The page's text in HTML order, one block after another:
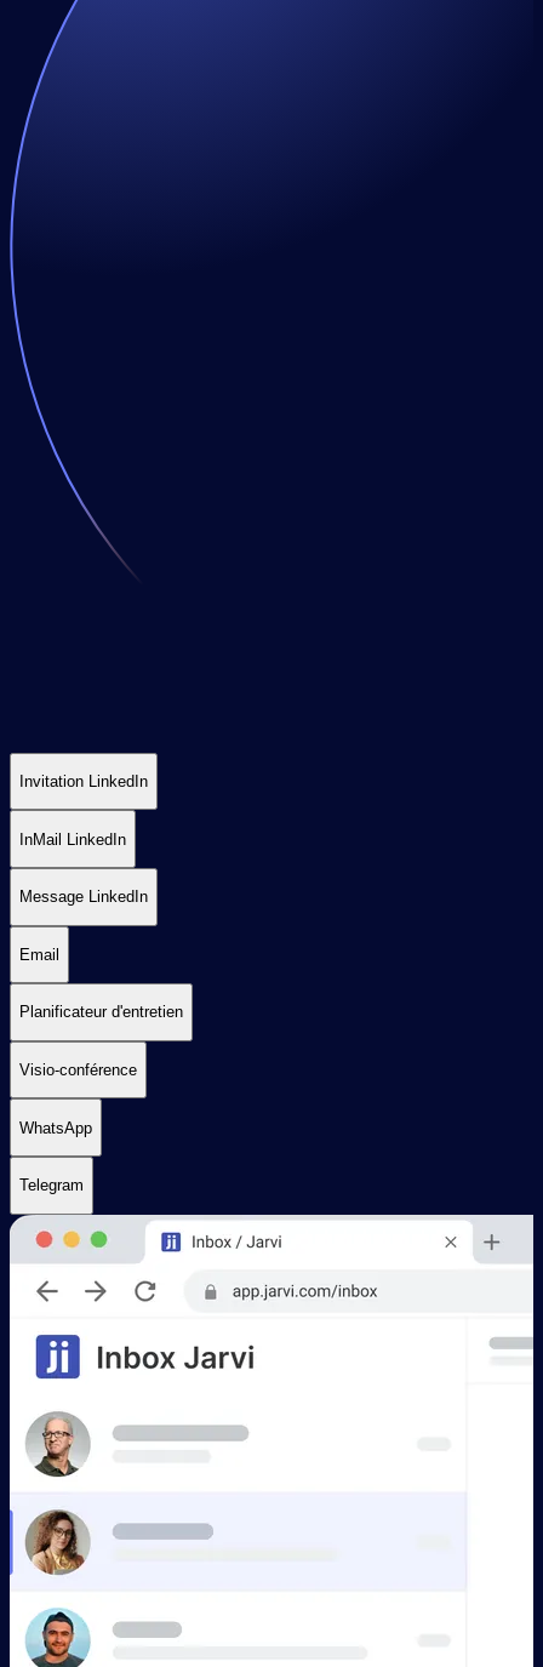
Invitation LinkedIn
InMail LinkedIn
Message LinkedIn
Email
Planificateur d'entretien
Visio-conférence
WhatsApp
Telegram